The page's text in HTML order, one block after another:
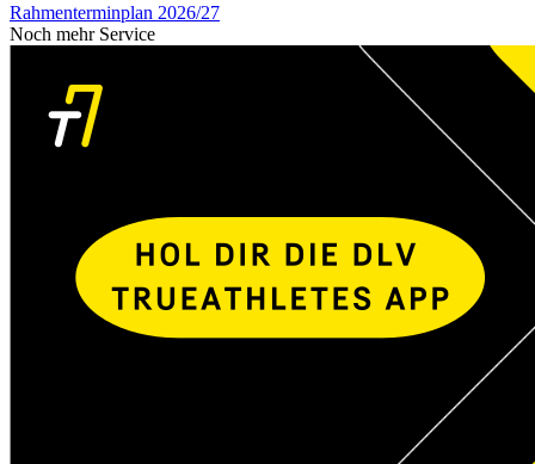
Rahmenterminplan 2026/27
Noch mehr Service